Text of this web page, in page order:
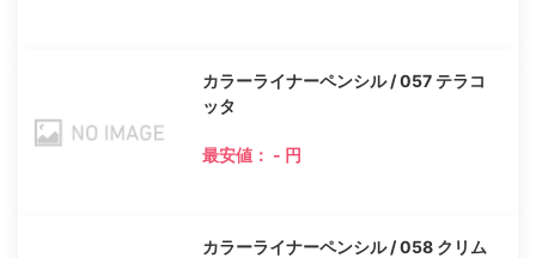
カラーライナーペンシル / 057 テラコ
ッタ
最安値： - 円
カラーライナーペンシル / 058 クリム